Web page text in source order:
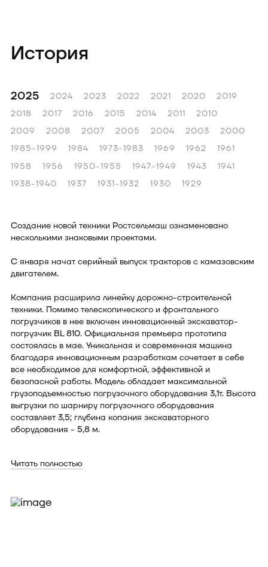
История
2025 2024 2023 2022 2021 2020
2019
2018
2017 2016 2015 2014 2011
2010
2009
2008 2007 2005 2004 2003
2000
1985-1999
1984 1973-1983 1969 1962
1961
1958
1956 1950-1955 1947-1949 1943
1941
1938-1940
1937 1931-1932 1930 1929
Создание новой техники Ростсельмаш ознаменовано
несколькими знаковыми проектами.
С января начат серийный выпуск тракторов с камазовским
двигателем.
Компания расширила линейку дорожно-строительной
техники. Помимо телескопического и фронтального
погрузчиков в нее включен инновационный экскаватор-
погрузчик BL 810. Официальная премьера прототипа
состоялась в мае. Уникальная и современная машина
благодаря инновационным разработкам сочетает в себе
все необходимое для комфортной, эффективной и
безопасной работы. Модель обладает максимальной
грузоподъемностью погрузочного оборудования 3,1т. Высота
выгрузки по шарниру погрузочного оборудования
составляет 3,5; глубина копания экскаваторного
оборудования - 5,8 м.
Читать полностью